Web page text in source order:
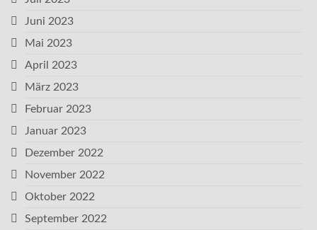
Juni 2023
Mai 2023
April 2023
März 2023
Februar 2023
Januar 2023
Dezember 2022
November 2022
Oktober 2022
September 2022